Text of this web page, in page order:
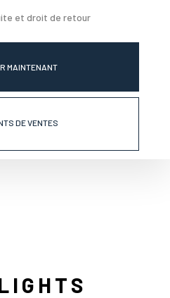
et droit de retour
MAINTENANT
DE VENTES